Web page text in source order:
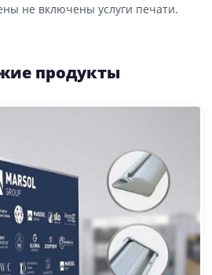
не включены услуги печати.
продукты